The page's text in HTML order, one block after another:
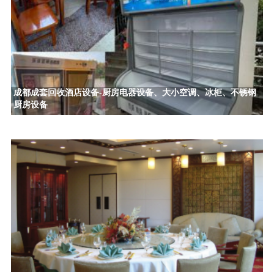
成都成套回收酒店设备-厨房电器设备、大小空调、冰柜、不锈钢
厨房设备